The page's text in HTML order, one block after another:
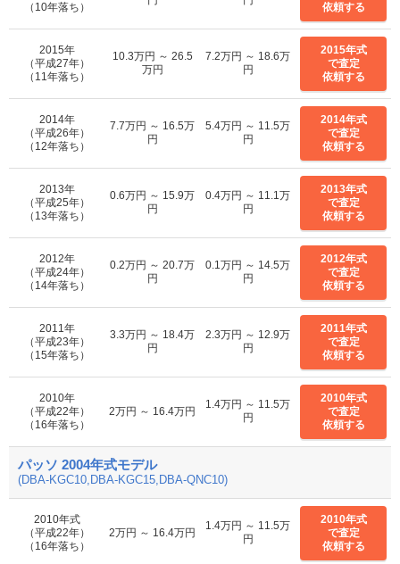
（10年落ち）
依頼する
2015年
（平成27年）
（11年落ち）
10.3万円 ～ 26.5
万円
7.2万円 ～ 18.6万
円
2015年式
で査定
依頼する
2014年
（平成26年）
（12年落ち）
7.7万円 ～ 16.5万
円
5.4万円 ～ 11.5万
円
2014年式
で査定
依頼する
2013年
（平成25年）
（13年落ち）
0.6万円 ～ 15.9万
円
0.4万円 ～ 11.1万
円
2013年式
で査定
依頼する
2012年
（平成24年）
（14年落ち）
0.2万円 ～ 20.7万
円
0.1万円 ～ 14.5万
円
2012年式
で査定
依頼する
2011年
（平成23年）
（15年落ち）
3.3万円 ～ 18.4万
円
2.3万円 ～ 12.9万
円
2011年式
で査定
依頼する
2010年
（平成22年）
（16年落ち）
2万円 ～ 16.4万円
1.4万円 ～ 11.5万
円
2010年式
で査定
依頼する
パッソ 2004年式モデル
(DBA-KGC10,DBA-KGC15,DBA-QNC10)
2010年式
（平成22年）
（16年落ち）
2万円 ～ 16.4万円
1.4万円 ～ 11.5万
円
2010年式
で査定
依頼する